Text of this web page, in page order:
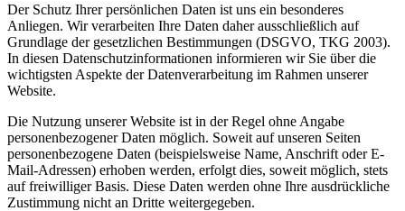
Der Schutz Ihrer persönlichen Daten ist uns ein besonderes
Anliegen. Wir verarbeiten Ihre Daten daher ausschließlich auf
Grundlage der gesetzlichen Bestimmungen (DSGVO, TKG 2003).
In diesen Datenschutzinformationen informieren wir Sie über die
wichtigsten Aspekte der Datenverarbeitung im Rahmen unserer
Website.
Die Nutzung unserer Website ist in der Regel ohne Angabe
personenbezogener Daten möglich. Soweit auf unseren Seiten
personenbezogene Daten (beispielsweise Name, Anschrift oder E-
Mail-Adressen) erhoben werden, erfolgt dies, soweit möglich, stets
auf freiwilliger Basis. Diese Daten werden ohne Ihre ausdrückliche
Zustimmung nicht an Dritte weitergegeben.